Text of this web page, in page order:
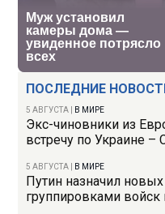
ПОСЛЕДНИЕ
5 АВГУСТА В МИРЕ
Экс-чиновники из
встречу по Украине –
5 АВГУСТА В МИРЕ
Путин назначил
группировками войск